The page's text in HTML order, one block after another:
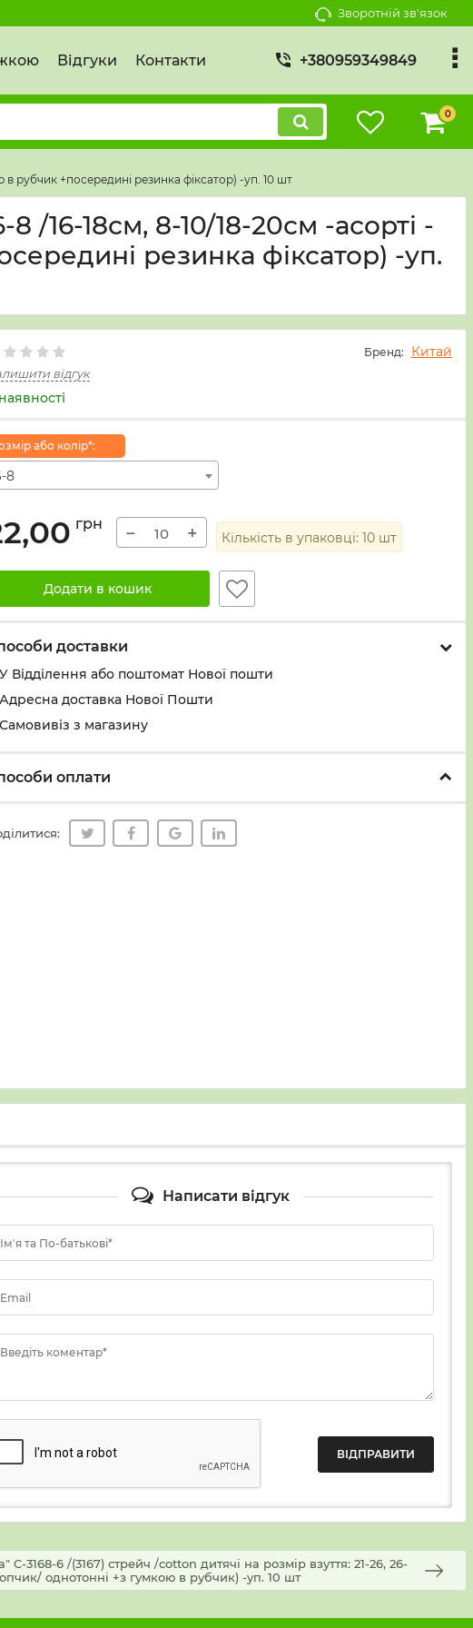
Зворотній зв'язок
Відгуки Контакти +380959349849
0
рубчик +посередині резинка фіксатор) -уп. 10 шт
/16-18см, 8-10/18-20см -асорті -
резинка фіксатор) -уп.
Бренд: Китай
відгук
або колiр*:
8
грн − + Кількість в упаковці: 10 шт
Додати в кошик
доставки
У Вiддiлення або поштомат Нової пошти
Адресна доставка Нової Пошти
Самовивіз з магазину
оплати
Написати відгук
Ім'я та По-батькові*
Email
Введіть коментар*
3168-6 /(3167) стрейч /cotton дитячі на розмір взуття: 21-26, 26-
однотонні +з гумкою в рубчик) -уп. 10 шт